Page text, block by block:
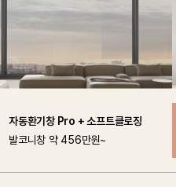
자동환기창 Pro + 소프트클로징
발코니창 약 456만원~